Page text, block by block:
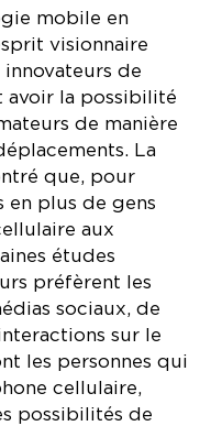
mobile en
visionnaire
innovateurs de
avoir la possibilité
de manière
La
que, pour
en plus de gens
aux
études
préfèrent les
sociaux, de
sur le
les personnes qui
cellulaire,
possibilités de